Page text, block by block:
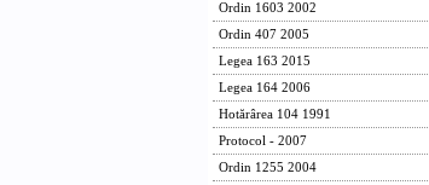
Ordin 1603 2002
Ordin 407 2005
Legea 163 2015
Legea 164 2006
Hotărârea 104 1991
Protocol - 2007
Ordin 1255 2004